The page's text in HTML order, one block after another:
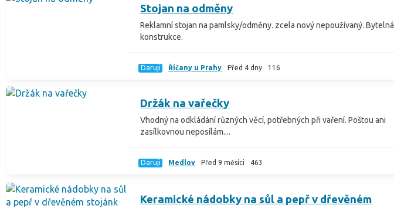
Stojan na odměny
Reklamní stojan na pamlsky/odměny. zcela nový nepoužívaný. Bytelná
konstrukce.
Daruji Říčany u Prahy Před 4 dny 116
Držák na vařečky
Vhodný na odkládání různých věcí, potřebných při vaření. Poštou ani
zasílkovnou neposílám....
Daruji Medlov Před 9 měsíci 463
Keramické nádobky na sůl a pepř v dřevěném